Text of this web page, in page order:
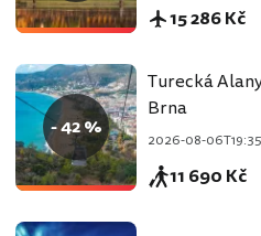
15 286 Kč
- 42 %
Turecká
Brna
2026-08-
11 690 Kč